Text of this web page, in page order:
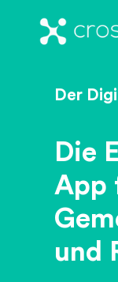
Der
Die
App
und